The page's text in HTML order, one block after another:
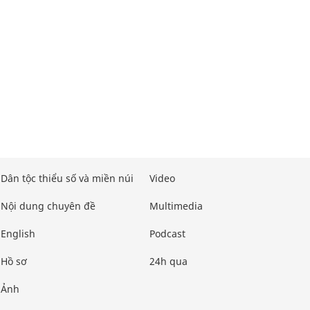
Dân tộc thiểu số và miền núi
Nội dung chuyên đề
English
Hồ sơ
Ảnh
Video
Multimedia
Podcast
24h qua